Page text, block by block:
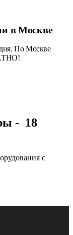
в Москве
По Москве
- 18
с